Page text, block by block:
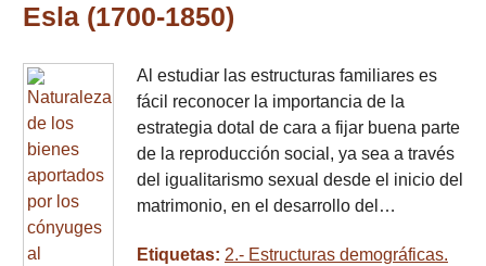
Esla (1700-1850)
Al estudiar las estructuras familiares es
fácil reconocer la importancia de la
estrategia dotal de cara a fijar buena parte
de la reproducción social, ya sea a través
del igualitarismo sexual desde el inicio del
matrimonio, en el desarrollo del…
Etiquetas: 2.- Estructuras demográficas.